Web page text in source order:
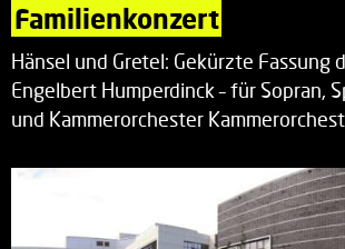
Familienkonzert
Hänsel und Gretel: Gekürzte Fassung
Engelbert Humperdinck – für Sopran,
und Kammerorchester